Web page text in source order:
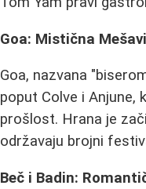
Goa: Mistična
Goa, nazvana
poput Colve i Anjune,
prošlost. Hrana je
održavaju brojni
Beč i Badin: